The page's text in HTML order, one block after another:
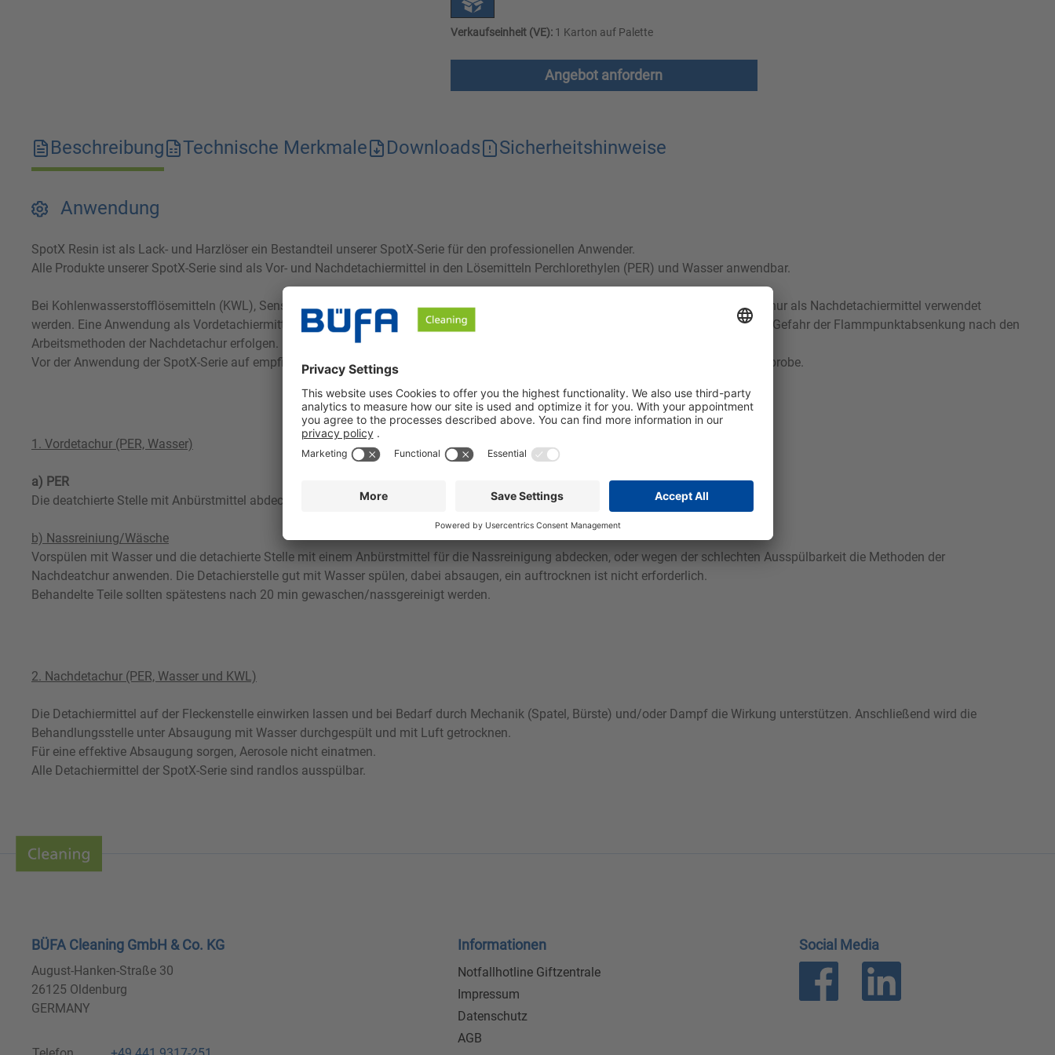
Verkaufseinheit (VE):1 Karton auf Palette
Angebot anfordern
Beschreibung Technische Merkmale Downloads Sicherheitshinweise
Anwendung
SpotX Resin ist als Lack- und Harzlöser ein Bestandteil unserer SpotX-Serie für den professionellen Anwender.
Alle Produkte unserer SpotX-Serie sind als Vor- und Nachdetachiermittel in den Lösemitteln Perchlorethylen (PER) und Wasser anwendbar.
Bei Kohlenwasserstofflösemitteln (KWL), Sensene oder anderen Lösemitteln gemäß 31. BImSchV dürfen die Produkte der SpotX-Serie nur als Nachdetachiermittel verwendet
werden. Eine Anwendung als Vordetachiermittel bei diesen Lösemitteln muss aufgrund von ungenügendem Ausspülverhalten oder der Gefahr der Flammpunktabsenkung nach den
Arbeitsmethoden der Nachdetachur erfolgen.
Vor der Anwendung der SpotX-Serie auf empfindlicher Garderobe und auf Textilien mit geringer Farbechtheit empfehlen wir eine Saumprobe.
1. Vordetachur (PER, Wasser)
a) PER
Die deatchierte Stelle mit Anbürstmittel abdeckt werden.
b) Nassreiniung/Wäsche
Vorspülen mit Wasser und die detachierte Stelle mit einem Anbürstmittel für die Nassreinigung abdecken, oder wegen der schlechten Ausspülbarkeit die Methoden der
Nachdeatchur anwenden. Die Detachierstelle gut mit Wasser spülen, dabei absaugen, ein auftrocknen ist nicht erforderlich.
Behandelte Teile sollten spätestens nach 20 min gewaschen/nassgereinigt werden.
2. Nachdetachur (PER, Wasser und KWL)
Die Detachiermittel auf der Fleckenstelle einwirken lassen und bei Bedarf durch Mechanik (Spatel, Bürste) und/oder Dampf die Wirkung unterstützen. Anschließend wird die
Behandlungsstelle unter Absaugung mit Wasser durchgespült und mit Luft getrocknen.
Für eine effektive Absaugung sorgen, Aerosole nicht einatmen.
Alle Detachiermittel der SpotX-Serie sind randlos ausspülbar.
BÜFA Cleaning GmbH & Co. KG
August-Hanken-Straße 30
26125 Oldenburg
GERMANY
Informationen
Notfallhotline Giftzentrale
Impressum
Datenschutz
AGB
Social Media